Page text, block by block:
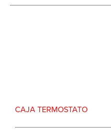
CAJA TERMOSTATO